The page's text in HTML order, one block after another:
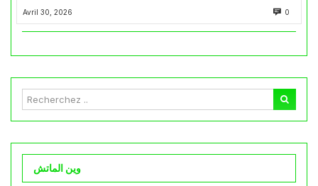
Avril 30, 2026 0
وين الماتش